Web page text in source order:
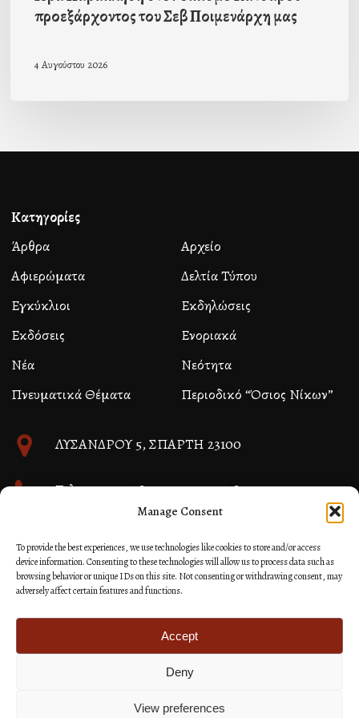
Manage Consent
To provide the best experiences, we use technologies like cookies to store and/or access
device information. Consenting to these technologies will allow us to process data such as
browsing behavior or unique IDs on this site. Not consenting or withdrawing consent, may
adversely affect certain features and functions.
Accept
Deny
View preferences
προεξάρχοντος του Σεβ Ποιμενάρχη μας
4 Αυγούστου 2026
Κατηγορίες
Άρθρα
Αρχείο
Αφιερώματα
Δελτία Τύπου
Εγκύκλιοι
Εκδηλώσεις
Εκδόσεις
Ενοριακά
Νέα
Νεότητα
Πνευματικά Θέματα
Περιοδικό “Όσιος Νίκων”
ΛΥΣΑΝΔΡΟΥ 5, ΣΠΑΡΤΗ 23100
Τηλ. 27310 26580 και 27310 26581
Κατασκευή Ιστοσελίδων Site as you GO: Falcon από
Hellenic Technologies